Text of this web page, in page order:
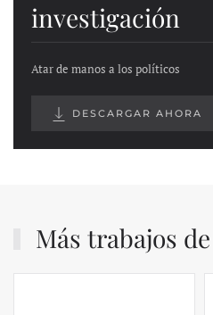
investigación
Atar de manos a los políticos
DESCARGAR AHORA
Más trabajos